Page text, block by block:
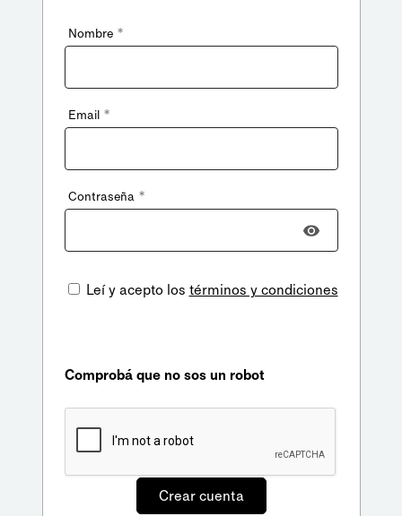
Nombre *
Email *
Contraseña *
Leí y acepto los términos y condiciones
Comprobá que no sos un robot